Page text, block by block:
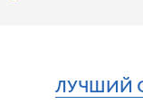
ЛУЧШИЙ